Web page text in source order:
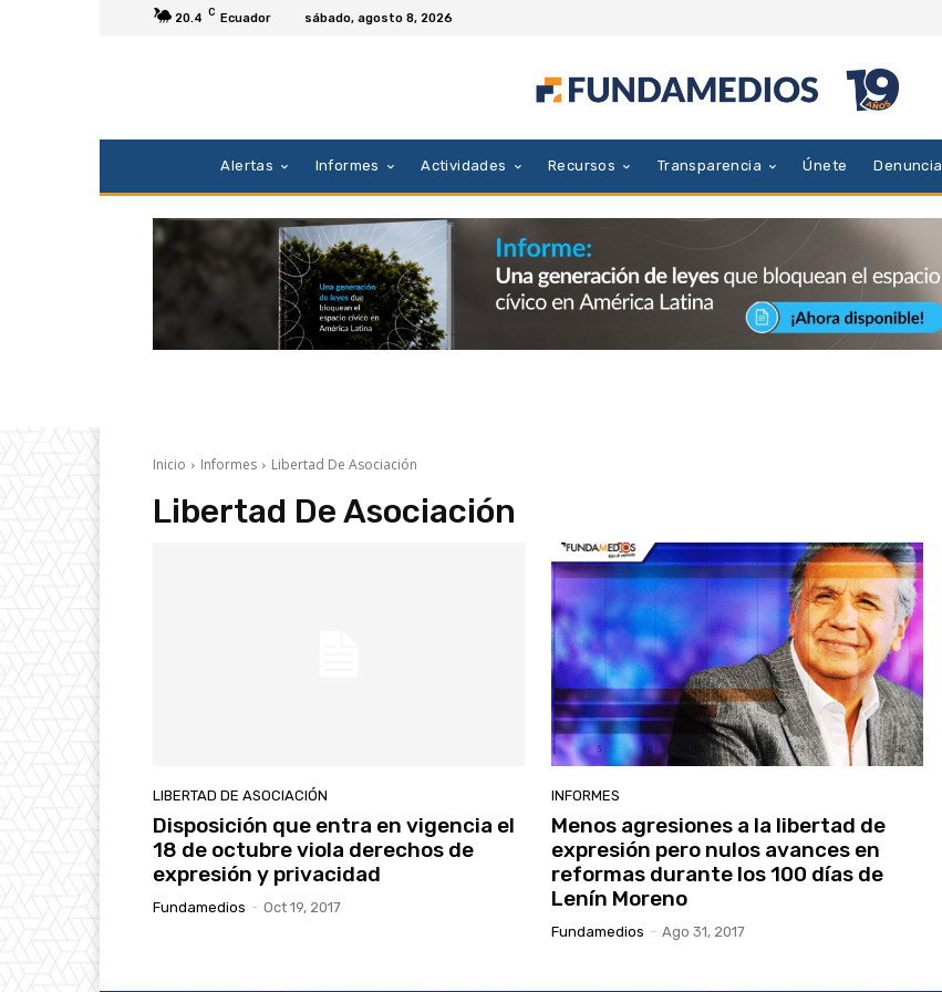
20.4 C Ecuador sábado, agosto 8, 2026
Alertas Informes Actividades Recursos Transparencia Únete Denuncia
Inicio Informes Libertad De Asociación
Libertad De Asociación
LIBERTAD DE ASOCIACIÓN
Disposición que entra en vigencia el
18 de octubre viola derechos de
expresión y privacidad
Fundamedios - Oct 19, 2017
INFORMES
Menos agresiones a la libertad de
expresión pero nulos avances en
reformas durante los 100 días de
Lenín Moreno
Fundamedios - Ago 31, 2017